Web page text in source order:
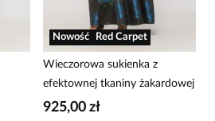
Nowość Red Carpet
Wieczorowa sukienka z
efektownej tkaniny żakardowej
925,00 zł